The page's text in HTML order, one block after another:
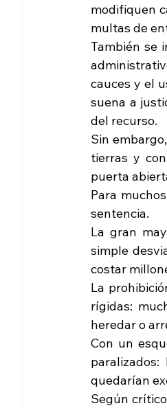
modifiquen
multas de
También se
cauces y el
suena a
del recurso.
Sin
tierras y
puerta
Para
sentencia.
La gran
simple
costar
La
rígidas:
heredar o
Con un
quedarían
Según